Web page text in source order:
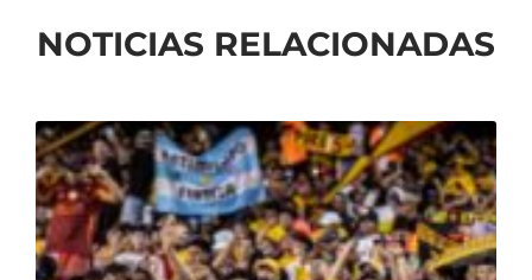
NOTICIAS RELACIONADAS